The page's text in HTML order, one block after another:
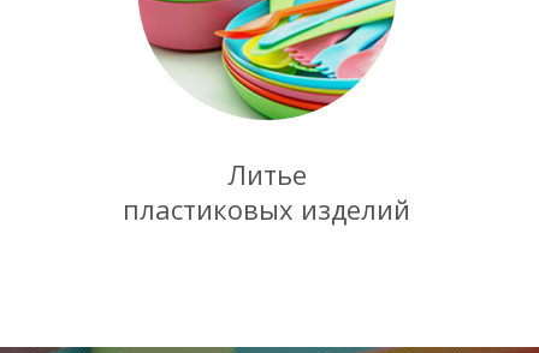
Литье
пластиковых изделий